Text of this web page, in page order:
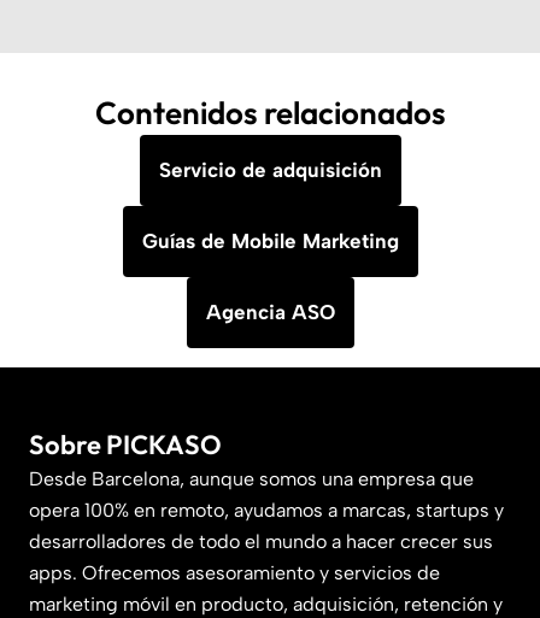
Contenidos relacionados
Servicio de adquisición
Guías de Mobile Marketing
Agencia ASO
Sobre PICKASO
Desde Barcelona, aunque somos una empresa que
opera 100% en remoto, ayudamos a marcas, startups y
desarrolladores de todo el mundo a hacer crecer sus
apps. Ofrecemos asesoramiento y servicios de
marketing móvil en producto, adquisición, retención y